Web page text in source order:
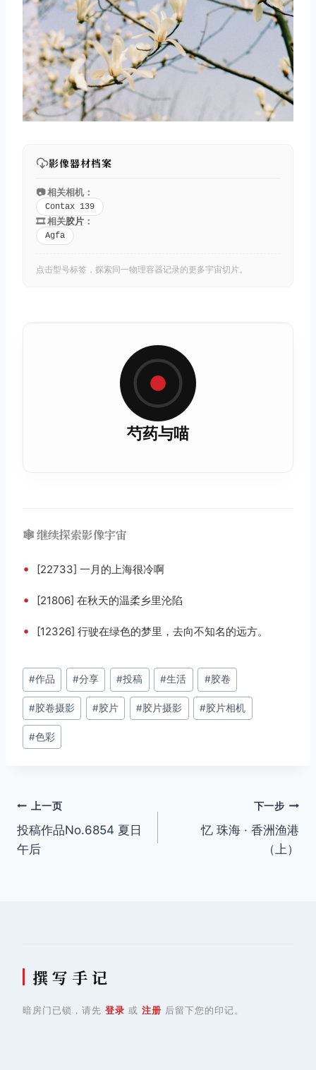
影像器材档案
📷 相关相机：
Contax 139
🎞️ 相关胶片 ：
Agfa
点击型号标签，探索同一物理容器记录的更多宇宙切片。
芍药与喵
🕸️ 继续探索影像宇宙
• [22733] 一月的上海很冷啊
• [21806] 在秋天的温柔乡里沦陷
• [12326] 行驶在绿色的梦里，去向不知名的远方。
文
章
标
签：
#作品 #分享 #投稿 #生活 #胶卷
#胶卷摄影 #胶片 #胶片摄影 #胶片相机
#色彩
文
章
上一页
投稿作品No.6854 夏日
午后
下一步
忆 珠海 · 香洲渔港
（上）
撰 写 手 记
暗房门已锁，请先 登录 或 注册 后留下您的印记。